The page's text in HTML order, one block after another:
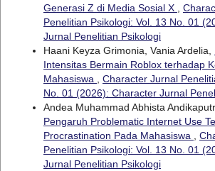
Generasi Z di Media Sosial X
Penelitian Psikologi: Vol. 13 No. 01
Jurnal Penelitian Psikologi
Haani Keyza Grimonia, Vania Ardelia,
Intensitas Bermain Roblox terhadap
Mahasiswa
Character Jurnal
No. 01 (2026): Character Jurnal
Andea Muhammad Abhista
Pengaruh Problematic Internet Use
Procrastination Pada Mahasiswa
Penelitian Psikologi: Vol. 13 No. 01
Jurnal Penelitian Psikologi